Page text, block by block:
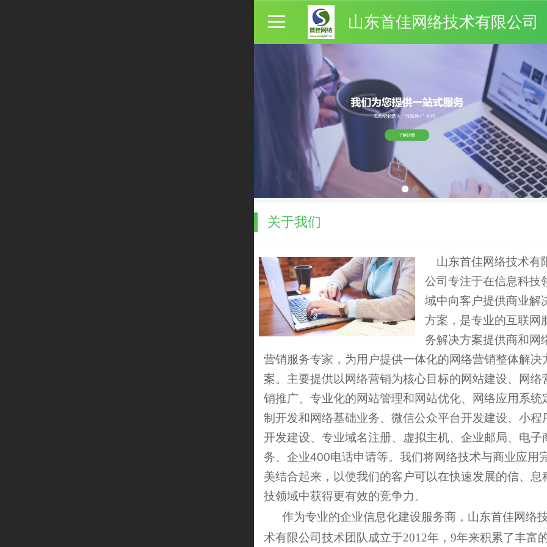
山东首佳网络技术有限公司
关于我们
山东首佳网络技术有
公司专注于在信息科技
域中向客户提供商业解
方案，是专业的互联网
务解决方案提供商和网
营销服务专家，为用户提供一体化的网络营销整体解决
案。主要提供以网络营销为核心目标的网站建设、网络
销推广、专业化的网站管理和网站优化、网络应用系统
制开发和网络基础业务、 微信公众平台开发建设、小程
开发建设、 专业域名注册、虚拟主机、企业邮局、电子
务、企业400电话申请等。我们将网络技术与商业应用
美结合起来，以使我们的客户可以在快速发展的信、 息
技领域中获得更有效的竞争力。
作为专业的企业信息化建设服务商，山东首佳网络
术有限公司技术团队成立于2012年， 9年来积累了丰富